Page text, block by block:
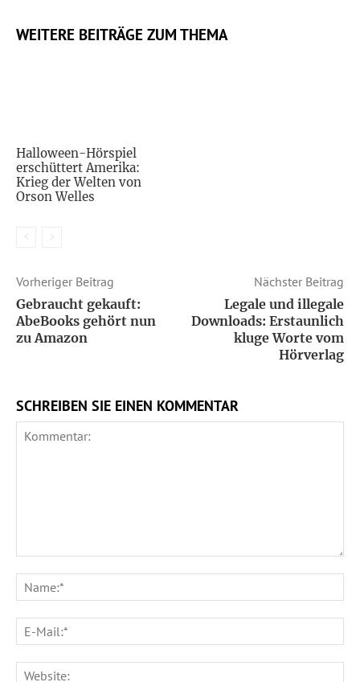
WEITERE BEITRÄGE ZUM THEMA
Halloween-Hörspiel
erschüttert Amerika:
Krieg der Welten von
Orson Welles
Vorheriger Beitrag
Gebraucht gekauft:
AbeBooks gehört nun
zu Amazon
Nächster Beitrag
Legale und illegale
Downloads: Erstaunlich
kluge Worte vom
Hörverlag
SCHREIBEN SIE EINEN KOMMENTAR